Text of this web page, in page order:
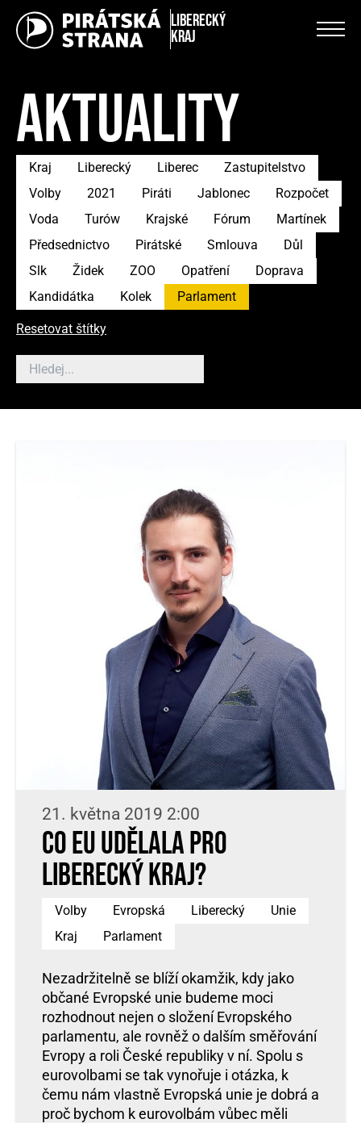
Liberecký
kraj
AKTUALITY
Kraj Liberecký Liberec
Zastupitelstvo
Volby
2021 Piráti Jablonec
Rozpočet
Voda
Turów Krajské Fórum
Martínek
Předsednictvo
Pirátské Smlouva
Důl
Slk
Židek ZOO Opatření
Doprava
Kandidátka
Kolek Parlament
Resetovat štítky
21. května 2019 2:00
Co EU udělala pro
Liberecký kraj?
Volby Evropská Liberecký
Unie
Kraj
Parlament
Nezadržitelně se blíží okamžik, kdy jako
občané Evropské unie budeme moci
rozhodnout nejen o složení Evropského
parlamentu, ale rovněž o dalším směřování
Evropy a roli České republiky v ní. Spolu s
eurovolbami se tak vynořuje i otázka, k
čemu nám vlastně Evropská unie je dobrá a
proč bychom k eurovolbám vůbec měli